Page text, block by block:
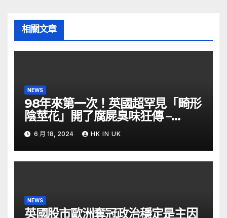
相關文章
NEWS
98年來第一次！英國超罕見「畸形
陰莖花」開了腐屍臭味狂傳 –
ETtoday
6 月 18, 2024 HK IN UK
NEWS
英國股市歐洲奪冠政治穩定是主因